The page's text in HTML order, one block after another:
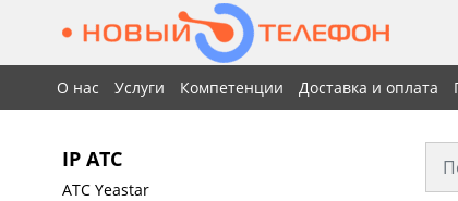
О нас Услуги Компетенции Доставка и оплата
IP АТС
АТС Yeastar